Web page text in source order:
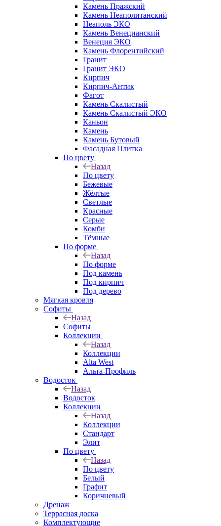
Камень Пражский
Камень Неаполитанский
Неаполь ЭКО
Камень Венецианский
Венеция ЭКО
Камень Флорентийский
Гранит
Гранит ЭКО
Кирпич
Кирпич-Антик
Фагот
Камень Скалистый
Камень Скалистый ЭКО
Каньон
Камень
Камень Бутовый
Фасадная Плитка
По цвету
Назад
По цвету
Бежевые
Жёлтые
Светлые
Красные
Серые
Комби
Тёмные
По форме
Назад
По форме
Под камень
Под кирпич
Под дерево
Мягкая кровля
Софиты
Назад
Софиты
Коллекции
Назад
Коллекции
Alta West
Альта-Профиль
Водосток
Назад
Водосток
Коллекции
Назад
Коллекции
Стандарт
Элит
По цвету
Назад
По цвету
Белый
Графит
Коричневый
Дренаж
Террасная доска
Комплектующие